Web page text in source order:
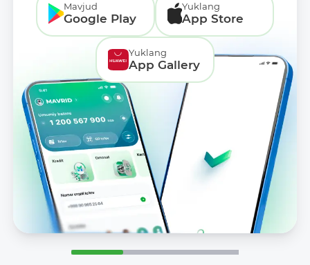
Mavjud
Google Play
Yuklang
App Store
Yuklang
App Gallery